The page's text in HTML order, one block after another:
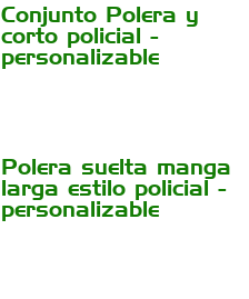
Conjunto Polera y
corto policial -
personalizable
Polera suelta manga
larga estilo policial -
personalizable